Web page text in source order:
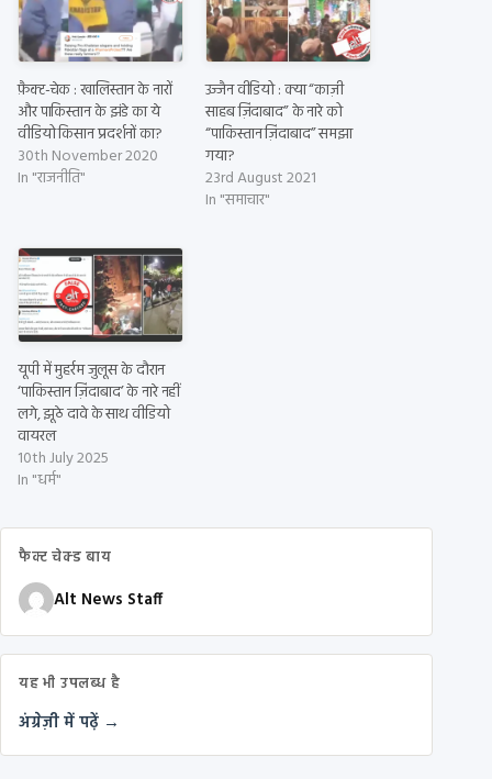
फ़ैक्ट-चेक : खालिस्तान के नारों
और पाकिस्तान के झंडे का ये
वीडियो किसान प्रदर्शनों का?
30th November 2020
In "राजनीति"
उज्जैन वीडियो : क्या “काज़ी
साहब ज़िंदाबाद” के नारे को
“पाकिस्तान ज़िंदाबाद” समझा
गया?
23rd August 2021
In "समाचार"
यूपी में मुहर्रम जुलूस के दौरान
‘पाकिस्तान ज़िंदाबाद’ के नारे नहीं
लगे, झूठे दावे के साथ वीडियो
वायरल
10th July 2025
In "धर्म"
फैक्ट चेक्ड बाय
Alt News Staff
यह भी उपलब्ध है
अंग्रेज़ी में पढ़ें →